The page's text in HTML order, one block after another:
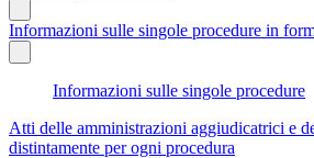
Informazioni sulle singole procedure in
Informazioni sulle singole procedure
Atti delle amministrazioni aggiudicatrici e
distintamente per ogni procedura